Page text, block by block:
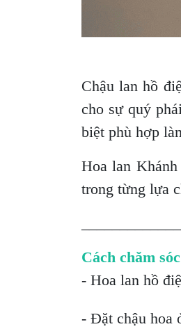
Chậu lan hồ
cho sự quý
biệt phù hợp
Hoa lan
trong từng lựa
Cách chăm
- Hoa lan hồ
- Đặt chậu hoa